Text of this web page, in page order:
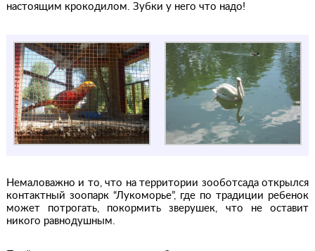
настоящим крокодилом. Зубки у него что надо!
Немаловажно и то, что на территории зооботсада открылся
контактный зоопарк “Лукоморье”, где по традиции ребенок
может потрогать, покормить зверушек, что не оставит
никого равнодушным.